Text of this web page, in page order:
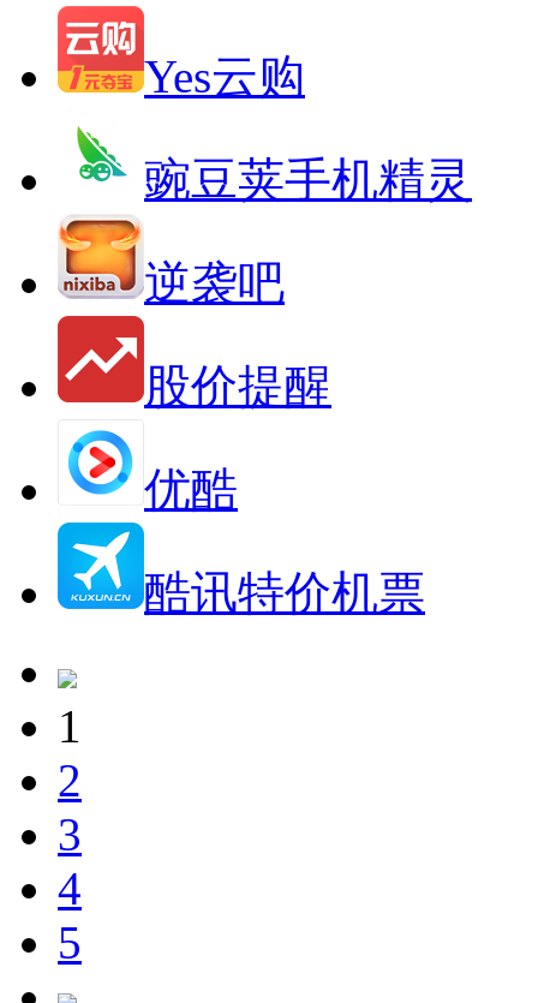
Yes云购
豌豆荚手机精灵
逆袭吧
股价提醒
优酷
酷讯特价机票
1
2
3
4
5